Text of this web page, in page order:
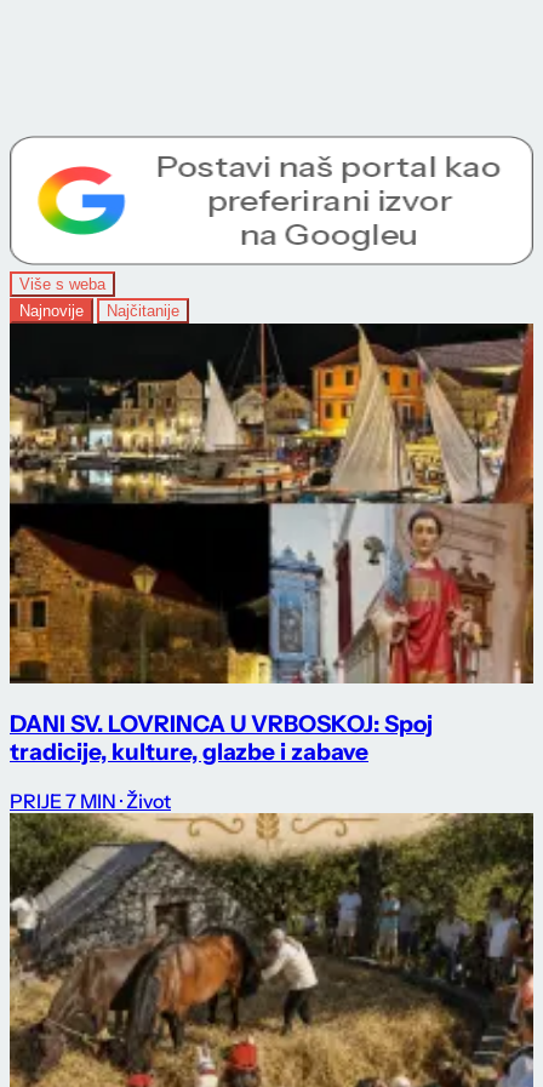
Više s weba
Najnovije
Najčitanije
DANI SV. LOVRINCA U VRBOSKOJ: Spoj
tradicije, kulture, glazbe i zabave
PRIJE 7 MIN · Život